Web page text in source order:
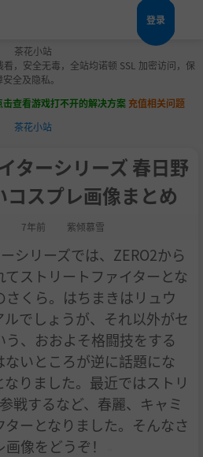
登录
，安全无毒，全站均诺顿 SSL 加密访问，保
安全及隐私。
击查看游戏打不开的解决方案充值相关问题
ターシリーズ 春日野
コスプレ画像まとめ
7年前 紫倾慕雪
シリーズでは、ZERO2から
ストリートファイターとな
さくら。はちまきはリュウ
でしょうが、それ以外がセ
、おおよそ格闘技をする
いところが逆に話題にな
りました。最近ではストリ
戦するなど、春麗、キャミ
ーとなりました。そんなさ
像をどうぞ！